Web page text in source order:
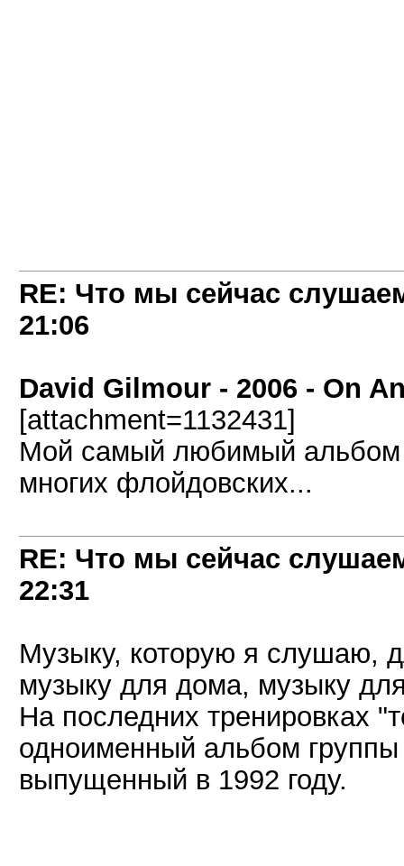
RE: Что мы сейчас
21:06
David Gilmour - 2006 - On
[attachment=1132431]
Мой самый любимый
многих флойдовских...
RE: Что мы сейчас
22:31
Музыку, которую я слушаю,
музыку для дома, музыку
На последних тренировках
одноименный альбом
выпущенный в 1992 году.